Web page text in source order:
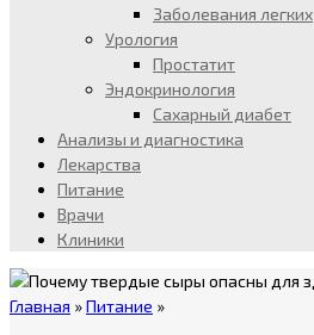
Заболевания легких
Урология
Простатит
Эндокринология
Сахарный диабет
Анализы и диагностика
Лекарства
Питание
Врачи
Клиники
Главная »Питание »